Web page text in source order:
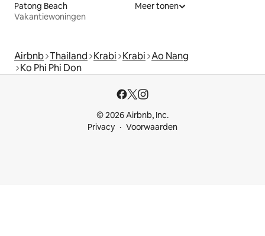
Patong Beach
Vakantiewoningen
Meer tonen
Airbnb Thailand Krabi Krabi Ao Nang
Ko Phi Phi Don
© 2026 Airbnb, Inc.
Privacy
Voorwaarden